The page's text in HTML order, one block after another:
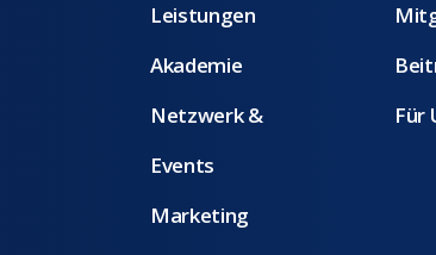
Leistungen
Akademie
Netzwerk &
Events
Marketing
Für